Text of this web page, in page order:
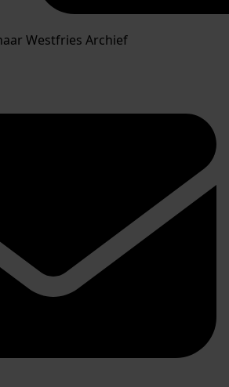
Westfries Archief